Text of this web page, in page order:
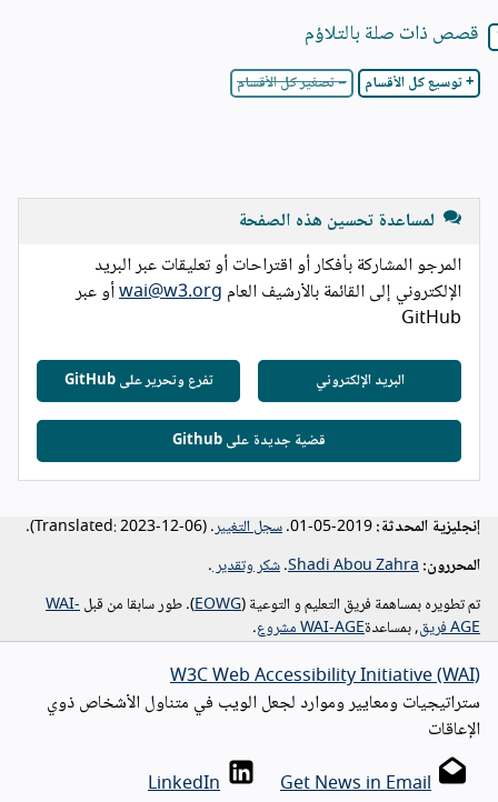
قصص ذات صلة بالتلاؤم
+ توسيع كل الأقسام − تصغير كل الأقسام
لمساعدة تحسين هذه الصفحة
المرجو المشاركة بأفكار أو اقتراحات أو تعليقات عبر البريد
الإلكتروني إلى القائمة بالأرشيف العام wai@w3.orgأو عبر
GitHub
البريد الإلكتروني تفرع وتحرير على GitHub
قضية جديدة على Github
إنجليزية المحدثة: سجل التغيير. (
Translated:2023-12-06).
المحررون:Shadi Abou Zahra
.شكر وتقدير.
تم تطويره بمساهمة فريق التعليم و التوعية (EOWG). طور سابقا من قبلWAI-
AGE فريق
, بمساعدةWAI-AGE مشروع .
W3C Web Accessibility Initiative (WAI)
ستراتيجيات ومعايير وموارد لجعل الويب في متناول الأشخاص ذوي
الإعاقات
Get News in Email
LinkedIn